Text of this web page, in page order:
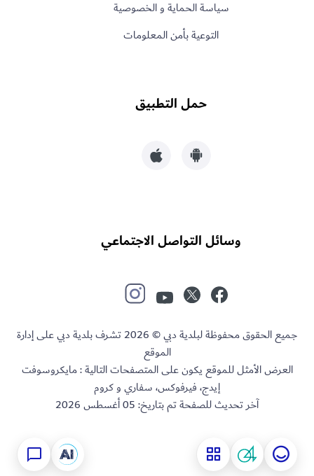
سياسة الحماية و الخصوصية
التوعية بأمن المعلومات
حمل التطبيق
وسائل التواصل الاجتماعي
جميع الحقوق محفوظة لبلدية دبي © 2026 تشرف بلدية دبي على إدارة
الموقع
العرض الأمثل للموقع يكون على المتصفحات التالية : مايكروسوفت
إيدج، فيرفوكس، سفاري و كروم
آخر تحديث للصفحة تم بتاريخ:05 أغسطس 2026